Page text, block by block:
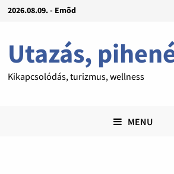
2026.08.09. - Emõd
Utazás,
Kikapcsolódás, turizmus, wellness
MENU